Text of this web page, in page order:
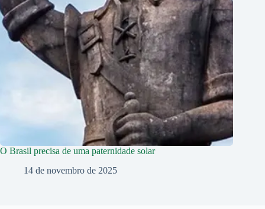
O Brasil precisa de uma paternidade solar
14 de novembro de 2025